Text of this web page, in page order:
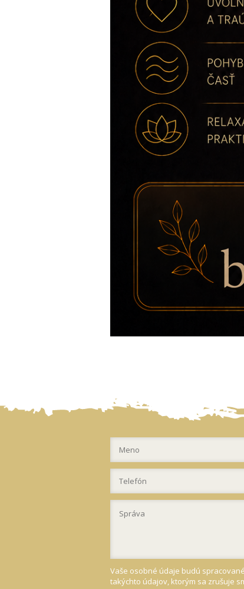
Vaše osobné údaje budú
takýchto údajov, ktorým sa zrušuje